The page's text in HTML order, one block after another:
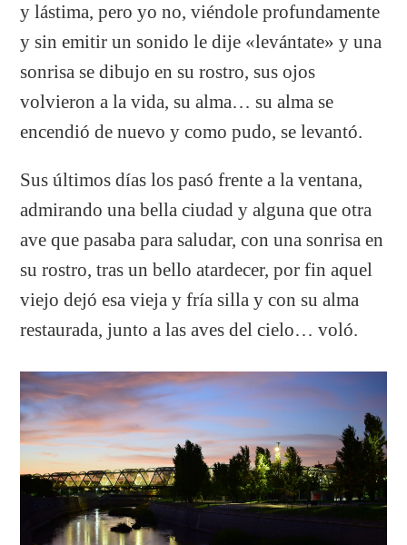
y lástima, pero yo no, viéndole profundamente
y sin emitir un sonido le dije «levántate» y una
sonrisa se dibujo en su rostro, sus ojos
volvieron a la vida, su alma… su alma se
encendió de nuevo y como pudo, se levantó.
Sus últimos días los pasó frente a la ventana,
admirando una bella ciudad y alguna que otra
ave que pasaba para saludar, con una sonrisa en
su rostro, tras un bello atardecer, por fin aquel
viejo dejó esa vieja y fría silla y con su alma
restaurada, junto a las aves del cielo… voló.